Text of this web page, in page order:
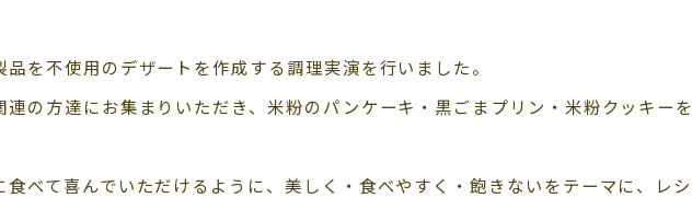
を不使用のデザートを作成する調理実演を行いました。
の方達にお集まりいただき、米粉のパンケーキ・黒ごまプリン・米粉クッキーを
べて喜んでいただけるように、美しく・食べやすく・飽きないをテーマに、レシ